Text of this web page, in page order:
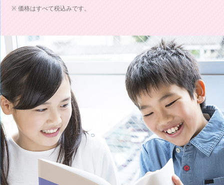
価格はすべて税込みです。